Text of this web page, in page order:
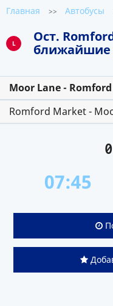
Главная >> Автобусы
L
Ост.
ближайшие
Moor Lane -
Romford Market -
07:45